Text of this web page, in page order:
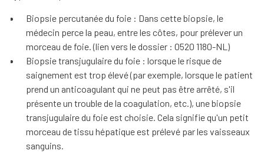
Biopsie percutanée du foie : Dans cette biopsie, le
médecin perce la peau, entre les côtes, pour prélever un
morceau de foie. (lien vers le dossier : 0520 1180-NL)
Biopsie transjugulaire du foie : lorsque le risque de
saignement est trop élevé (par exemple, lorsque le patient
prend un anticoagulant qui ne peut pas être arrêté, s'il
présente un trouble de la coagulation, etc.), une biopsie
transjugulaire du foie est choisie. Cela signifie qu'un petit
morceau de tissu hépatique est prélevé par les vaisseaux
sanguins.